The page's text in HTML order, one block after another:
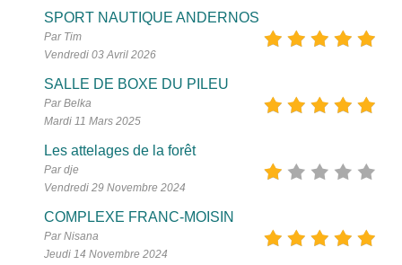
SPORT NAUTIQUE ANDERNOS
Par Tim
Vendredi 03 Avril 2026
SALLE DE BOXE DU PILEU
Par Belka
Mardi 11 Mars 2025
Les attelages de la forêt
Par dje
Vendredi 29 Novembre 2024
COMPLEXE FRANC-MOISIN
Par Nisana
Jeudi 14 Novembre 2024